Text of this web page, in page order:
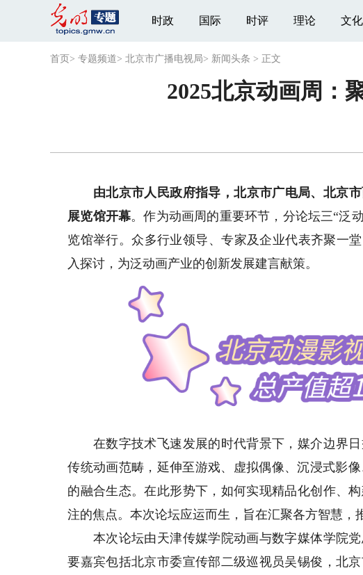
时政 国际 时评 理论 文化
首页 > 专题频道> 北京市广播电视局> 新闻头条 > 正文
2025北京动画周：
由北京市人民政府指导，北京市广电局、北京
展览馆开幕。作为动画周的重要环节，分论坛三“泛
览馆举行。众多行业领导、专家及企业代表齐聚一
入探讨，为泛动画产业的创新发展建言献策。
在数字技术飞速发展的时代背景下，媒介边界日
传统动画范畴，延伸至游戏、虚拟偶像、沉浸式影
的融合生态。在此形势下，如何实现精品化创作、
注的焦点。本次论坛应运而生，旨在汇聚各方智慧，
本次论坛由天津传媒学院动画与数字媒体学院党
要嘉宾包括北京市委宣传部二级巡视员吴锡俊，北